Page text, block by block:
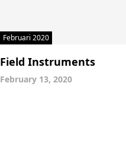
Februari 2020
Field Instruments
February 13, 2020